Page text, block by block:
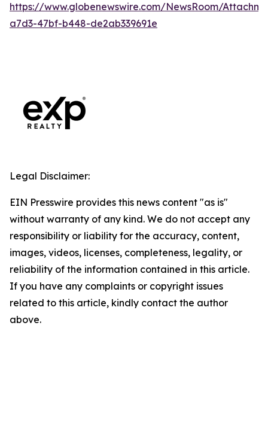
https://www.globenewswire.com/NewsRoom/
a7d3-47bf-b448-de2ab339691e
Legal Disclaimer:
EIN Presswire provides this news content "as is"
without warranty of any kind. We do not accept any
responsibility or liability for the accuracy, content,
images, videos, licenses, completeness, legality, or
reliability of the information contained in this article.
If you have any complaints or copyright issues
related to this article, kindly contact the author
above.